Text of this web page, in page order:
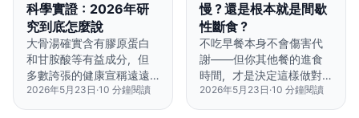
科學實證：2026年研
究到底怎麼說
大骨湯確實含有膠原蛋白
和甘胺酸等有益成分，但
多數誇張的健康宣稱遠遠
超出目前科學證據所能支
持的範圍。
2026年5月23日 ·10 分鐘閱讀
慢？還是根本就是間歇
性斷食？
不吃早餐本身不會傷害代
謝——但你其他餐的進食
時間，才是決定這樣做對
身體有益還是有害的關
鍵。
2026年5月23日 ·10 分鐘閱讀